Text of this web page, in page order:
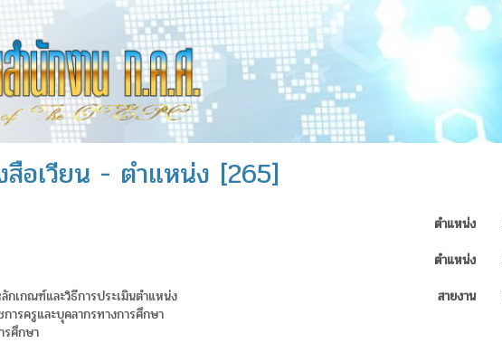
อเวียน - ตำแหน่ง [265]
ตำแหน่ง
ตำแหน่ง
กเกณฑ์และวิธีการประเมินตำแหน่ง
การครูและบุคลากรทางการศึกษา
รศึกษา
สายงาน